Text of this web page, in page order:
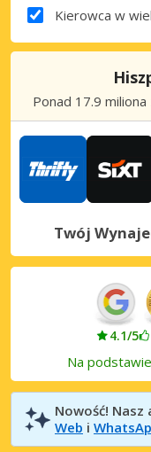
Majorka, Ca’n
Majorka,
Majorka,
Majorka,
Majorka, Illetes,
Majorka,
Majorka,
Majorka,
Majorka,
Majorka,
Majorka,
Majorka,
Majorka,
Majorka, Playa
Kierowca w
Ponad 17.9
Twój
4.1/5
Na podstawie
Nowość!
Web i